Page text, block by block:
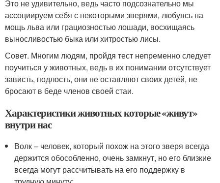
Это не удивительно, ведь часто подсознательно мы
ассоциируем себя с некоторыми зверями, любуясь на
мощь льва или грациозностью лошади, восхищаясь
выносливостью быка или хитростью лисы.
Совет. Многим людям, пройдя тест непременно следует
поучиться у животных, ведь в их понимании отсутствует
зависть, подлость, они не оставляют своих детей, не
бросают в беде членов своей стаи.
Характеристики животных которые «живут»
внутри нас
Волк – человек, который похож на этого зверя всегда
держится обособленно, очень замкнут, но его близкие
всегда могут рассчитывать на его поддержку в